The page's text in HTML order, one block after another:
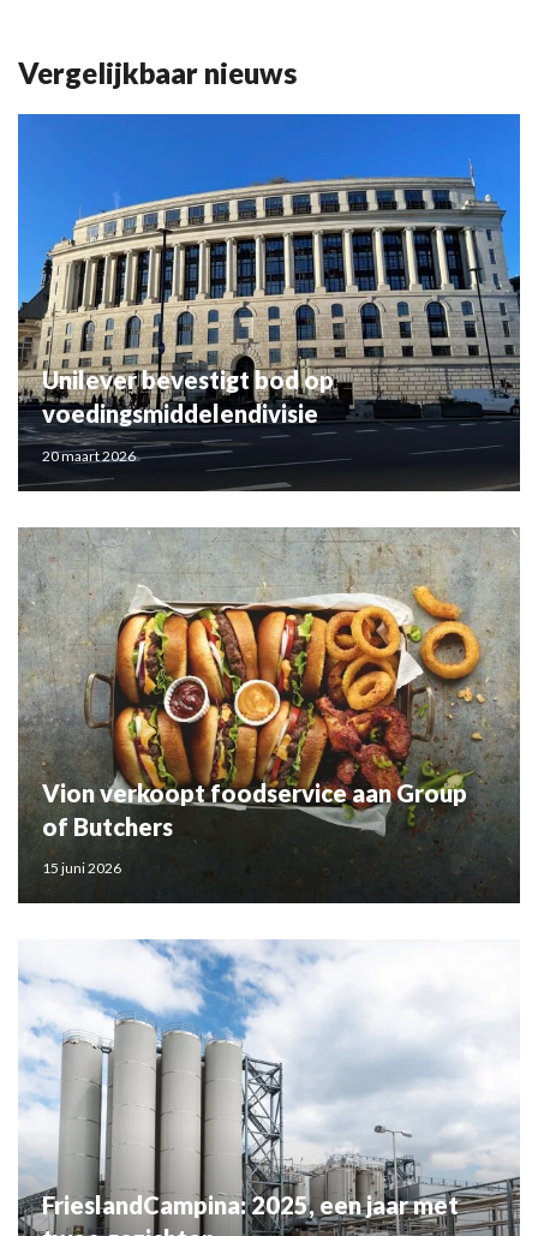
Vergelijkbaar nieuws
Unilever bevestigt bod op
voedingsmiddelendivisie
20 maart 2026
Vion verkoopt foodservice aan Group
of Butchers
15 juni 2026
FrieslandCampina: 2025, een jaar met